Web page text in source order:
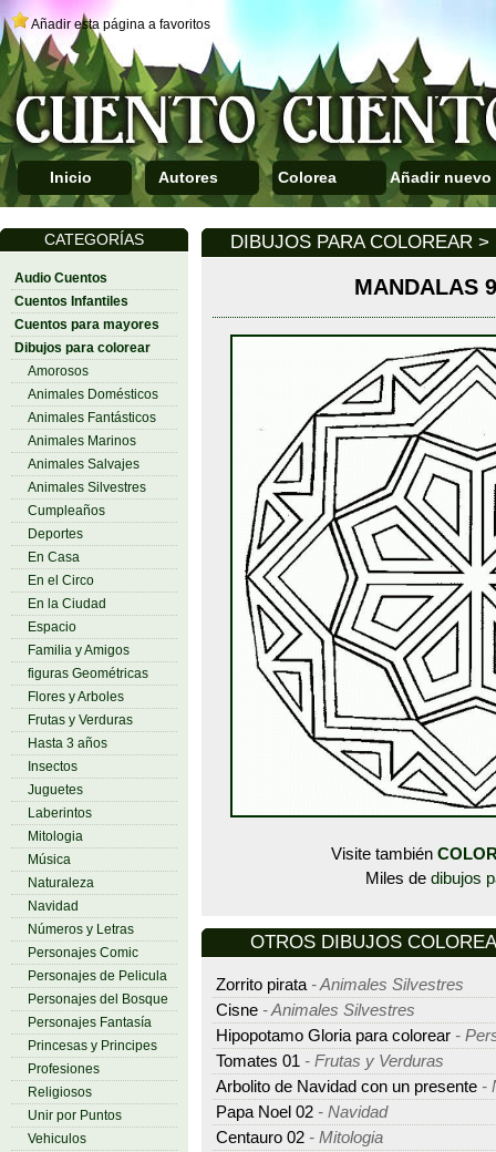
Añadir esta página a favoritos
Inicio Autores Colorea Añadir nuevo
CATEGORÍAS
Audio Cuentos
Cuentos Infantiles
Cuentos para mayores
Dibujos para colorear
Amorosos
Animales Domésticos
Animales Fantásticos
Animales Marinos
Animales Salvajes
Animales Silvestres
Cumpleaños
Deportes
En Casa
En el Circo
En la Ciudad
Espacio
Familia y Amigos
figuras Geométricas
Flores y Arboles
Frutas y Verduras
Hasta 3 años
Insectos
Juguetes
Laberintos
Mitologia
Música
Naturaleza
Navidad
Números y Letras
Personajes Comic
Personajes de Pelicula
Personajes del Bosque
Personajes Fantasía
Princesas y Principes
Profesiones
Religiosos
Unir por Puntos
Vehiculos
DIBUJOS PARA COLOREAR
MANDALAS
Visite también
Miles de dibujos
OTROS DIBUJOS
Zorrito pirata - Animales Silvestres
Cisne - Animales Silvestres
Hipopotamo Gloria para colorear -
Tomates 01 - Frutas y Verduras
Arbolito de Navidad con un presente -
Papa Noel 02 - Navidad
Centauro 02 - Mitologia